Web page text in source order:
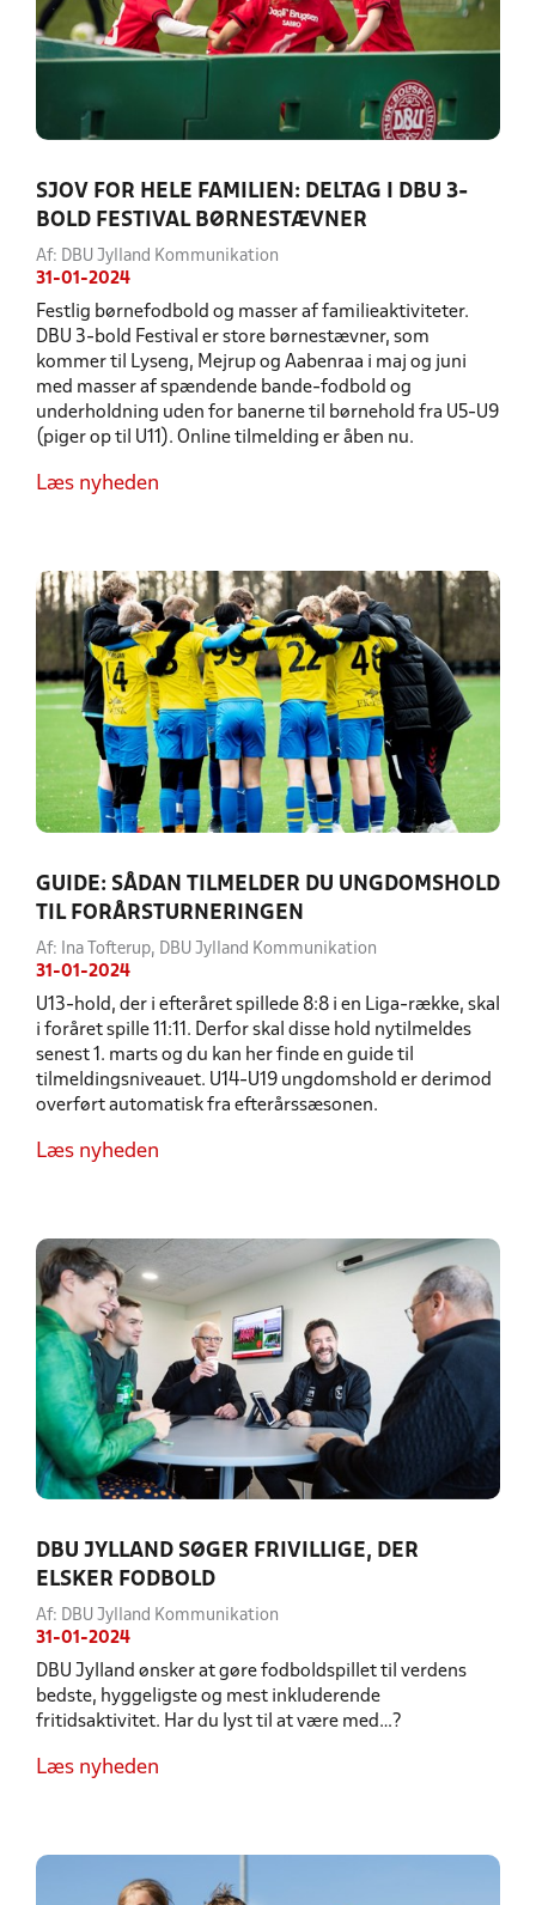
SJOV FOR HELE FAMILIEN: DELTAG I DBU 3-
BOLD FESTIVAL BØRNESTÆVNER
Af: DBU Jylland Kommunikation
31-01-2024
Festlig børnefodbold og masser af familieaktiviteter.
DBU 3-bold Festival er store børnestævner, som
kommer til Lyseng, Mejrup og Aabenraa i maj og juni
med masser af spændende bande-fodbold og
underholdning uden for banerne til børnehold fra U5-U9
(piger op til U11). Online tilmelding er åben nu.
Læs nyheden
GUIDE: SÅDAN TILMELDER DU UNGDOMSHOLD
TIL FORÅRSTURNERINGEN
Af: Ina Tofterup, DBU Jylland Kommunikation
31-01-2024
U13-hold, der i efteråret spillede 8:8 i en Liga-række, skal
i foråret spille 11:11. Derfor skal disse hold nytilmeldes
senest 1. marts og du kan her finde en guide til
tilmeldingsniveauet. U14-U19 ungdomshold er derimod
overført automatisk fra efterårssæsonen.
Læs nyheden
DBU JYLLAND SØGER FRIVILLIGE, DER
ELSKER FODBOLD
Af: DBU Jylland Kommunikation
31-01-2024
DBU Jylland ønsker at gøre fodboldspillet til verdens
bedste, hyggeligste og mest inkluderende
fritidsaktivitet. Har du lyst til at være med…?
Læs nyheden